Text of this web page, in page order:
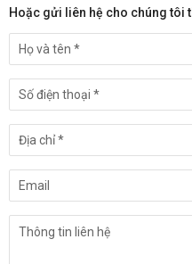
Hoặc gửi liên hệ cho chúng tôi